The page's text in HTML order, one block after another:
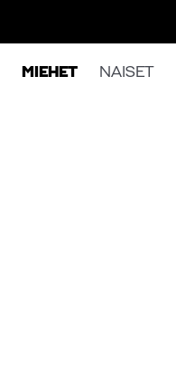
MIEHET NAISET